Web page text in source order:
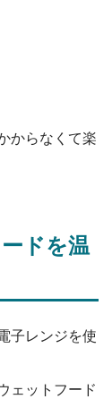
からなくて楽
ドを温
子レンジを使
ェットフード